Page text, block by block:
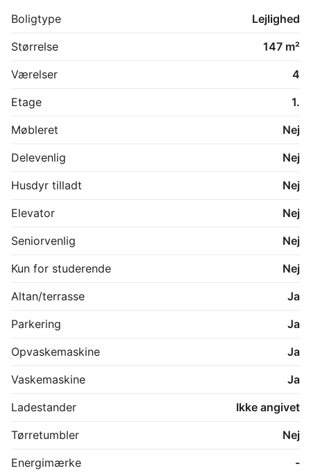
På lejlighedens 2. etage er der en fordelingsgang med
skabsvæg 2 gode værelser og endnu et toilet med
vaskemaskine og mulighed for at opsætte en
En lejlighed med masser af god plads, hvis man har
Lejligheden opvarmes med fjernvarme.
Hver måned opkræves der aconto varme, vand og
vandafledning, på ialt kr. 1.200,- samme med huslejen.
Boligtype
Lejlighed
Størrelse
147 m²
Værelser
4
Etage
1.
Møbleret
Nej
Delevenlig
Nej
Husdyr tilladt
Nej
Elevator
Nej
Seniorvenlig
Nej
Kun for studerende
Nej
Altan/terrasse
Ja
Parkering
Ja
Opvaskemaskine
Ja
Vaskemaskine
Ja
Ladestander
Ikke angivet
Tørretumbler
Nej
Energimærke
-